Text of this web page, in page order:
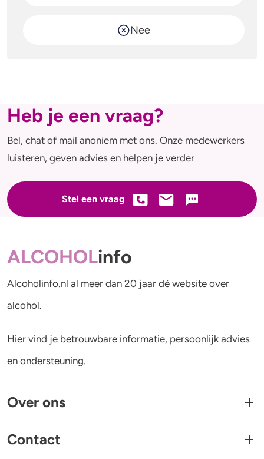
Nee
Heb je een vraag?
Bel, chat of mail anoniem met ons. Onze medewerkers
luisteren, geven advies en helpen je verder
Stel een vraag
ALCOHOLinfo
Alcoholinfo.nl al meer dan 20 jaar dé website over
alcohol.
Hier vind je betrouwbare informatie, persoonlijk advies
en ondersteuning.
Over ons
Contact